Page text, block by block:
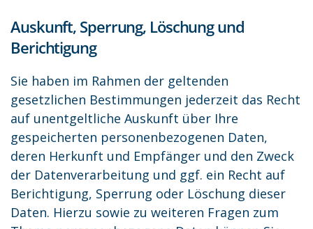
Auskunft, Sperrung, Löschung und
Berichtigung
Sie haben im Rahmen der geltenden
gesetzlichen Bestimmungen jederzeit das Recht
auf unentgeltliche Auskunft über Ihre
gespeicherten personenbezogenen Daten,
deren Herkunft und Empfänger und den Zweck
der Datenverarbeitung und ggf. ein Recht auf
Berichtigung, Sperrung oder Löschung dieser
Daten. Hierzu sowie zu weiteren Fragen zum